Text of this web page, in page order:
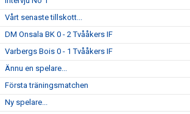
Vårt senaste tillskott...
DM Onsala BK 0 - 2 Tvååkers IF
Varbergs Bois 0 - 1 Tvååkers IF
Ännu en spelare...
Första träningsmatchen
Ny spelare...